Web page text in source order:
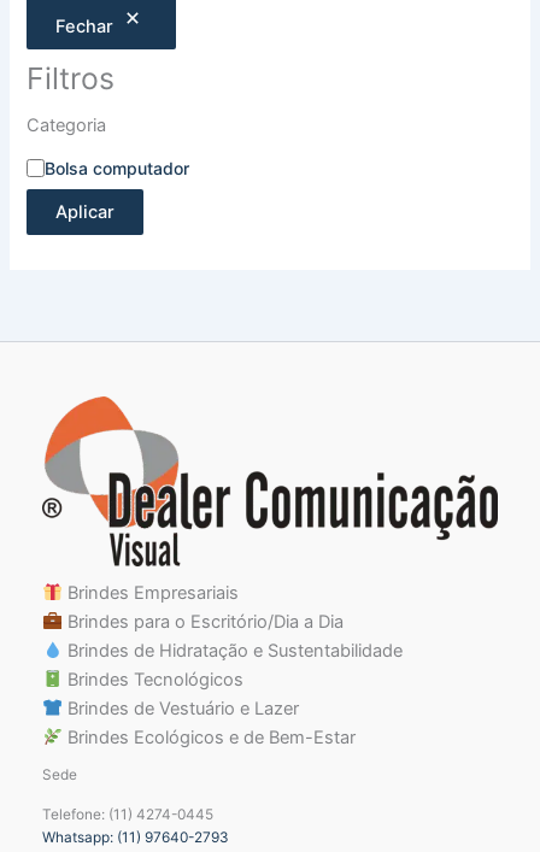
Fechar
Filtros
Categoria
Bolsa computador
Aplicar
Brindes Empresariais
Brindes para o Escritório/Dia a Dia
Brindes de Hidratação e Sustentabilidade
Brindes Tecnológicos
Brindes de Vestuário e Lazer
Brindes Ecológicos e de Bem-Estar
Sede
Telefone: (11) 4274-0445
Whatsapp: (11) 97640-2793